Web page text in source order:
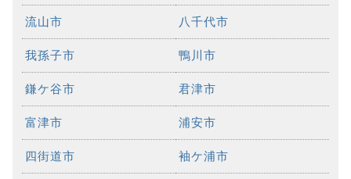
流山市 八千代市
我孫子市 鴨川市
鎌ケ谷市 君津市
富津市 浦安市
四街道市 袖ケ浦市